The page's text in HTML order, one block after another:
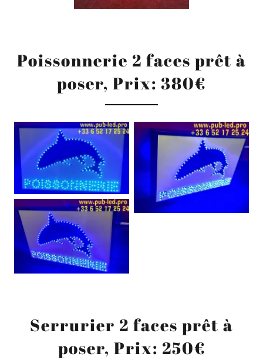
Poissonnerie 2 faces prêt à
poser, Prix: 380€
Serrurier 2 faces prêt à
poser, Prix: 250€